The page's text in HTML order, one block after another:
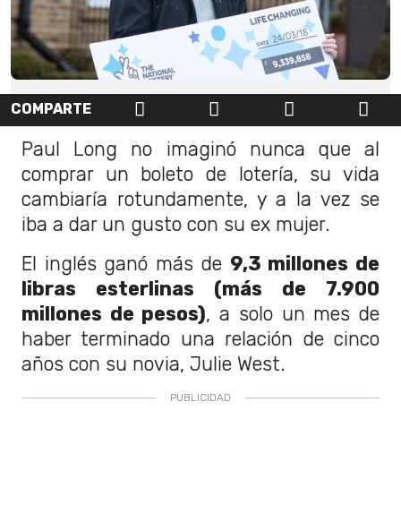
COMPARTE
Paul Long no imaginó nunca que al
comprar un boleto de lotería, su vida
cambiaría rotundamente, y a la vez se
iba a dar un gusto con su ex mujer.
El inglés ganó más de 9,3 millones de
libras esterlinas (más de 7.900
millones de pesos), a solo un mes de
haber terminado una relación de cinco
años con su novia, Julie West.